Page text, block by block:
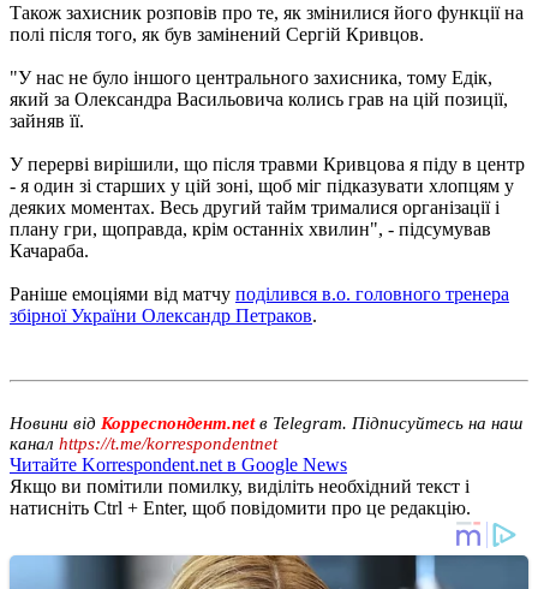
Також захисник розповів про те, як змінилися його функції на
полі після того, як був замінений Сергій Кривцов.
"У нас не було іншого центрального захисника, тому Едік,
який за Олександра Васильовича колись грав на цій позиції,
зайняв її.
У перерві вирішили, що після травми Кривцова я піду в центр
- я один зі старших у цій зоні, щоб міг підказувати хлопцям у
деяких моментах. Весь другий тайм трималися організації і
плану гри, щоправда, крім останніх хвилин", - підсумував
Качараба.
Раніше емоціями від матчу поділився в.о. головного тренера
збірної України Олександр Петраков.
Новини від Корреспондент.netв Telegram. Підписуйтесь на наш
канал https://t.me/korrespondentnet
Читайте Korrespondent.net в Google News
Якщо ви помітили помилку, виділіть необхідний текст і
натисніть Ctrl + Enter, щоб повідомити про це редакцію.